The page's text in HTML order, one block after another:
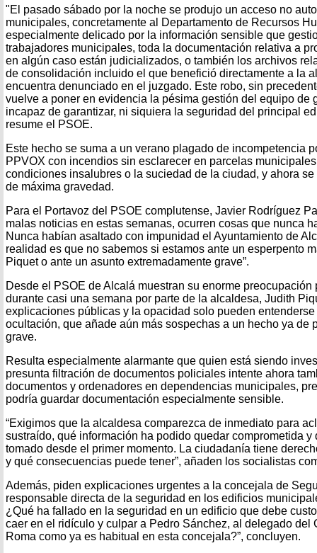
"El pasado sábado por la noche se produjo un acceso no
municipales, concretamente al Departamento de Recursos
especialmente delicado por la información sensible que
trabajadores municipales, toda la documentación relativa a
en algún caso están judicializados, o también los archivos
de consolidación incluido el que benefició directamente a la
encuentra denunciado en el juzgado. Este robo, sin
vuelve a poner en evidencia la pésima gestión del equipo de
incapaz de garantizar, ni siquiera la seguridad del principal
resume el PSOE.
Este hecho se suma a un verano plagado de incompetencia
PPVOX con incendios sin esclarecer en parcelas
condiciones insalubres o la suciedad de la ciudad, y ahora
de máxima gravedad.
Para el Portavoz del PSOE complutense, Javier Rodríguez
malas noticias en estas semanas, ocurren cosas que nunca
Nunca habían asaltado con impunidad el Ayuntamiento de
realidad es que no sabemos si estamos ante un esperpento
Piquet o ante un asunto extremadamente grave”.
Desde el PSOE de Alcalá muestran su enorme
durante casi una semana por parte de la alcaldesa, Judith
explicaciones públicas y la opacidad solo pueden
ocultación, que añade aún más sospechas a un hecho ya de
grave.
Resulta especialmente alarmante que quien está siendo
presunta filtración de documentos policiales intente ahora
documentos y ordenadores en dependencias municipales,
podría guardar documentación especialmente sensible.
“Exigimos que la alcaldesa comparezca de inmediato para
sustraído, qué información ha podido quedar comprometida y
tomado desde el primer momento. La ciudadanía tiene
y qué consecuencias puede tener”, añaden los socialistas
Además, piden explicaciones urgentes a la concejala de
responsable directa de la seguridad en los edificios
¿Qué ha fallado en la seguridad en un edificio que debe
caer en el ridículo y culpar a Pedro Sánchez, al delegado del
Roma como ya es habitual en esta concejala?”, concluyen.